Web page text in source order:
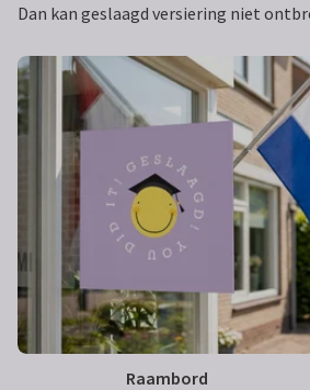
Dan kan geslaagd versiering niet
Raambord